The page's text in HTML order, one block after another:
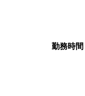
勤務時間